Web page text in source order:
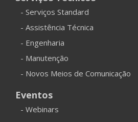
- Serviços Standard
- Assistência Técnica
- Engenharia
- Manutenção
- Novos Meios de Comunicação
Eventos
- Webinars